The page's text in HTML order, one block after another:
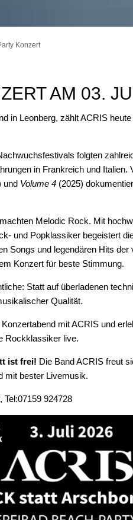
Konzert
AM 03.
in Leonberg, zählt ACRIS
folgten
in Frankreich und Italien.
und Volume 4 (2025)
Melodic Rock. Mit
und Popklassiker begeistert
Songs und legendären Hits
Konzert für beste Stimmung.
Statt auf überladenen
Qualität.
mit ACRIS und
Rockklassiker live.
ist frei! Die Band ACRIS freut
mit bester Livemusik.
Tel:07159 924728